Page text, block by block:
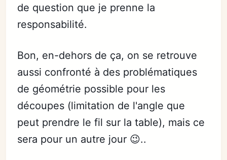
de question que je prenne la
responsabilité.
Bon, en-dehors de ça, on se retrouve
aussi confronté à des problématiques
de géométrie possible pour les
découpes (limitation de l'angle que
peut prendre le fil sur la table), mais ce
sera pour un autre jour 😉..